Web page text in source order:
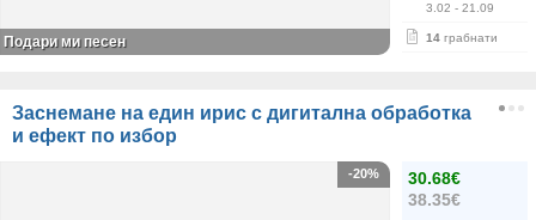
3.02 - 21.09
14 грабнати
Подари ми песен
Заснемане на един ирис с дигитална обработка
и ефект по избор
30.68€
38.35€
-20%